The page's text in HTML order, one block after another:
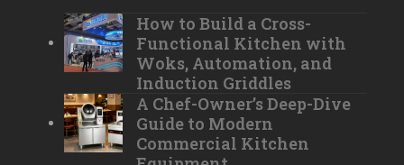
How to Build a Cross-
Functional Kitchen with
Woks, Automation, and
Induction Griddles
A Chef-Owner’s Deep-Dive
Guide to Modern
Commercial Kitchen